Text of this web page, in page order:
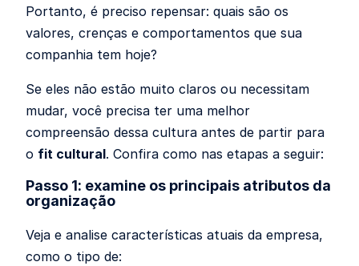
Portanto, é preciso repensar: quais são os
valores, crenças e comportamentos que sua
companhia tem hoje?
Se eles não estão muito claros ou necessitam
mudar, você precisa ter uma melhor
compreensão dessa cultura antes de partir para
o fit cultural. Confira como nas etapas a seguir:
Passo 1: examine os principais atributos da
organização
Veja e analise características atuais da empresa,
como o tipo de: